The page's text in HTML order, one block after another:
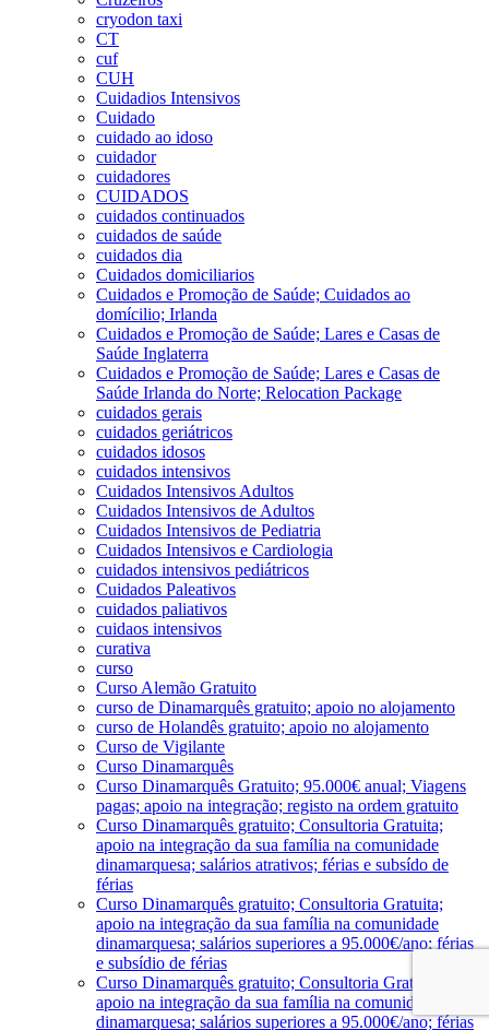
cryodon taxi
CT
cuf
CUH
Cuidadios Intensivos
Cuidado
cuidado ao idoso
cuidador
cuidadores
CUIDADOS
cuidados continuados
cuidados de saúde
cuidados dia
Cuidados domiciliarios
Cuidados e Promoção de Saúde; Cuidados ao
domícilio; Irlanda
Cuidados e Promoção de Saúde; Lares e Casas de
Saúde Inglaterra
Cuidados e Promoção de Saúde; Lares e Casas de
Saúde Irlanda do Norte; Relocation Package
cuidados gerais
cuidados geriátricos
cuidados idosos
cuidados intensivos
Cuidados Intensivos Adultos
Cuidados Intensivos de Adultos
Cuidados Intensivos de Pediatria
Cuidados Intensivos e Cardiologia
cuidados intensivos pediátricos
Cuidados Paleativos
cuidados paliativos
cuidaos intensivos
curativa
curso
Curso Alemão Gratuito
curso de Dinamarquês gratuito; apoio no alojamento
curso de Holandês gratuito; apoio no alojamento
Curso de Vigilante
Curso Dinamarquês
Curso Dinamarquês Gratuito; 95.000€ anual; Viagens
pagas; apoio na integração; registo na ordem gratuito
Curso Dinamarquês gratuito; Consultoria Gratuita;
apoio na integração da sua família na comunidade
dinamarquesa; salários atrativos; férias e subsído de
férias
Curso Dinamarquês gratuito; Consultoria Gratuita;
apoio na integração da sua família na comunidade
dinamarquesa; salários superiores a 95.000€/ano; férias
e subsídio de férias
Curso Dinamarquês gratuito; Consultoria Gratuita;
apoio na integração da sua família na comunidade
dinamarquesa; salários superiores a 95.000€/ano; férias